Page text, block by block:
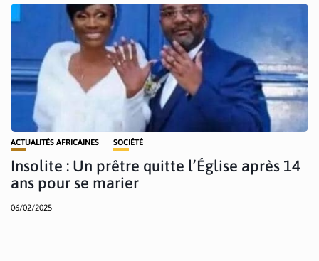
ACTUALITÉS AFRICAINES SOCIÉTÉ
Insolite : Un prêtre quitte l’Église après 14
ans pour se marier
06/02/2025